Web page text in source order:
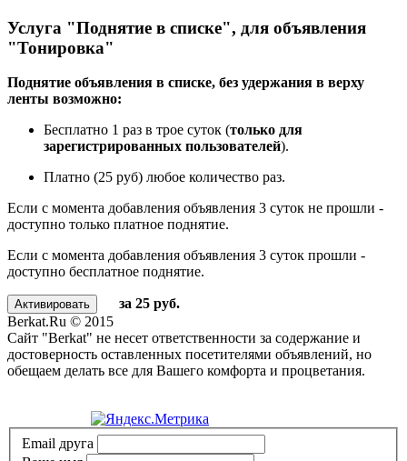
Услуга "Поднятие в списке", для объявления
"Тонировка"
Поднятие объявления в списке, без удержания в верху
ленты возможно:
Бесплатно 1 раз в трое суток (только для
зарегистрированных пользователей).
Платно (25 руб) любое количество раз.
Если с момента добавления объявления 3 суток не прошли -
доступно только платное поднятие.
Если с момента добавления объявления 3 суток прошли -
доступно бесплатное поднятие.
за 25 руб.
Berkat.Ru © 2015
Сайт "Berkat" не несет ответственности за содержание и
достоверность оставленных посетителями объявлений, но
обещаем делать все для Вашего комфорта и процветания.
Email друга